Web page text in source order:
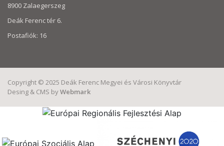
8900 Zalaegerszeg
Deák Ferenc tér 6.
Postafiók: 16
Copyright © 2025 Deák Ferenc Megyei és Városi Könyvtár
Desing & CMS byWebmark